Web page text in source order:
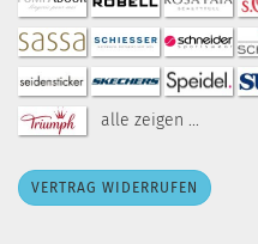
alle zeigen ...
VERTRAG WIDERRUFEN